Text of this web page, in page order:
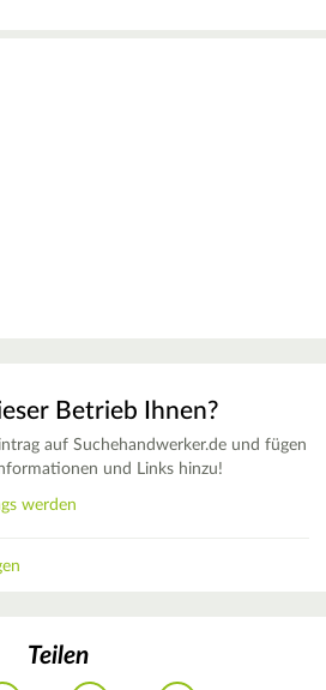
Betrieb Ihnen?
auf Suchehandwerker.de und fügen
und Links hinzu!
werden
Teilen